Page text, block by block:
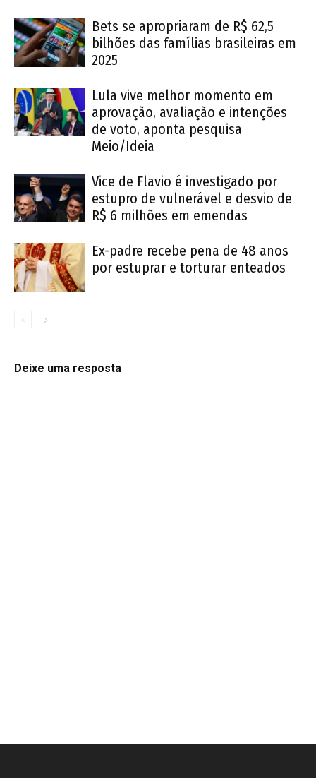
Bets se apropriaram de R$ 62,5
bilhões das famílias brasileiras em
2025
Lula vive melhor momento em
aprovação, avaliação e intenções
de voto, aponta pesquisa
Meio/Ideia
Vice de Flavio é investigado por
estupro de vulnerável e desvio de
R$ 6 milhões em emendas
Ex-padre recebe pena de 48 anos
por estuprar e torturar enteados
Deixe uma resposta